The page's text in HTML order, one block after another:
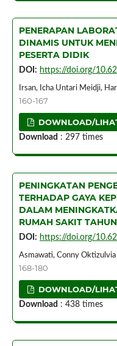
PENERAPAN
DINAMIS UNTUK
PESERTA DIDIK
DOI: https://doi.org/
Irsan, Icha Untari Meidji,
160-167
DOWNLOAD/
Download : 297 times
PENINGKATAN
TERHADAP GAYA
DALAM
RUMAH SAKIT
DOI: https://doi.org/
Asmawati, Conny Oktizulvia
168-180
DOWNLOAD/
Download : 438 times